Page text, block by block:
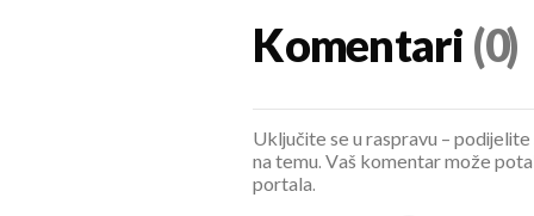
Komentari (0)
Uključite se u raspravu –
na temu. Vaš komentar može
portala.